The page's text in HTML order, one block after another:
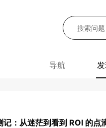
导航
：从迷茫到看到 ROI 的点